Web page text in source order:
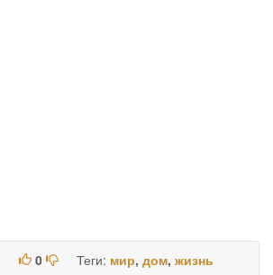
0 Теги: мир, дом, жизнь